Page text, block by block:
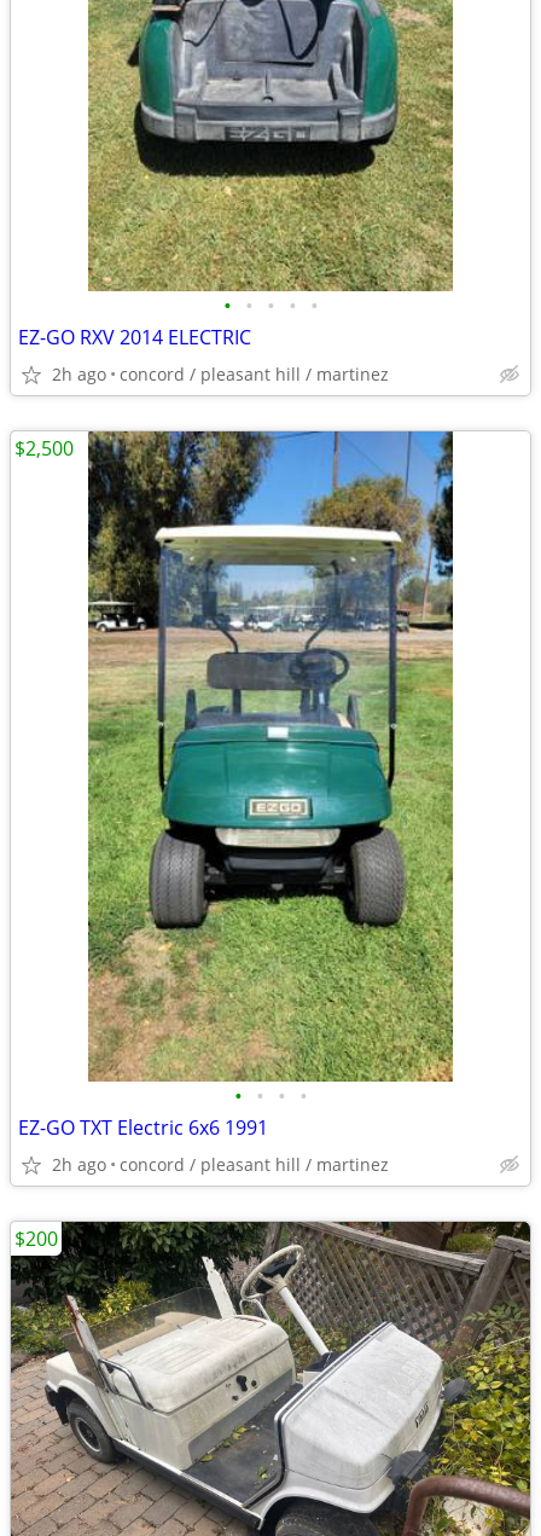
• • • • •
EZ-GO RXV 2014 ELECTRIC
2h ago concord / pleasant hill / martinez
• • • •
EZ-GO TXT Electric 6x6 1991
2h ago concord / pleasant hill / martinez
$2,500
$200